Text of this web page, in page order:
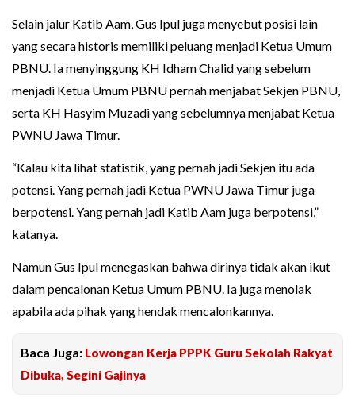
Selain jalur Katib Aam, Gus Ipul juga menyebut posisi lain
yang secara historis memiliki peluang menjadi Ketua Umum
PBNU. Ia menyinggung KH Idham Chalid yang sebelum
menjadi Ketua Umum PBNU pernah menjabat Sekjen PBNU,
serta KH Hasyim Muzadi yang sebelumnya menjabat Ketua
PWNU Jawa Timur.
“Kalau kita lihat statistik, yang pernah jadi Sekjen itu ada
potensi. Yang pernah jadi Ketua PWNU Jawa Timur juga
berpotensi. Yang pernah jadi Katib Aam juga berpotensi,”
katanya.
Namun Gus Ipul menegaskan bahwa dirinya tidak akan ikut
dalam pencalonan Ketua Umum PBNU. Ia juga menolak
apabila ada pihak yang hendak mencalonkannya.
Baca Juga: Lowongan Kerja PPPK Guru Sekolah Rakyat
Dibuka, Segini Gajinya